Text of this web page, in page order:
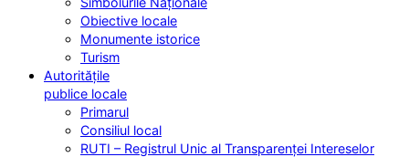
Obiective locale
Monumente istorice
Turism
Autoritățile
publice locale
Primarul
Consiliul local
RUTI – Registrul Unic al Transparenței Intereselor